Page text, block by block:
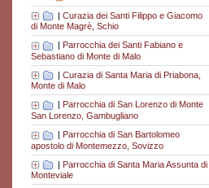
| Curazia dei Santi Filippo e Giacomo
di Monte Magrè, Schio
Parrocchia dei Santi Fabiano e
Sebastiano di Monte di Malo
| Curazia di Santa Maria di Priabona,
Monte di Malo
Parrocchia di San Lorenzo di Monte
San Lorenzo, Gambugliano
| Parrocchia di San Bartolomeo
apostolo di Montemezzo, Sovizzo
| Parrocchia di Santa Maria Assunta di
Monteviale